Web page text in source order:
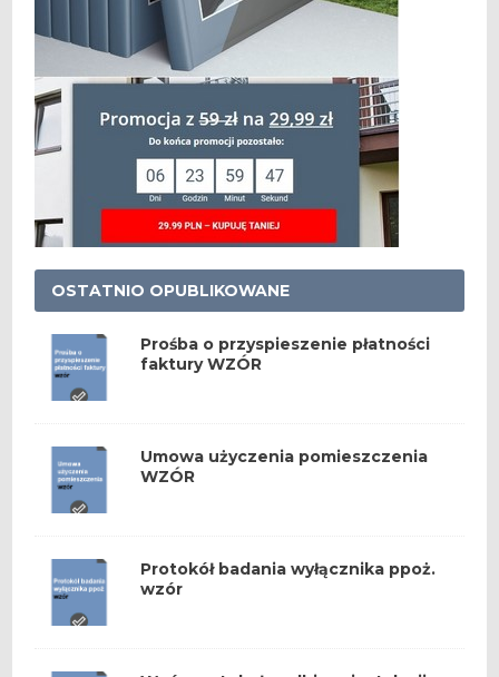
OSTATNIO OPUBLIKOWANE
Prośba o przyspieszenie płatności
faktury WZÓR
Umowa użyczenia pomieszczenia
WZÓR
Protokół badania wyłącznika ppoż.
wzór